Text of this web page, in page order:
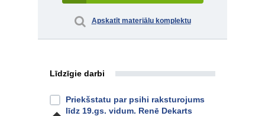
Apskatīt materiālu komplektu
Līdzīgie darbi
Priekšstatu par psihi raksturojums
līdz 19.gs. vidum. Renē Dekarts